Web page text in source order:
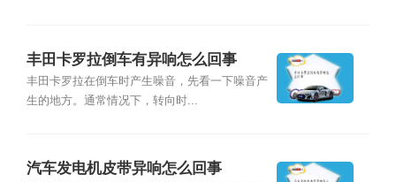
丰田卡罗拉倒车有异响怎么回事
丰田卡罗拉在倒车时产生噪音，先看一下噪音产
生的地方。通常情况下，转向时...
汽车发电机皮带异响怎么回事